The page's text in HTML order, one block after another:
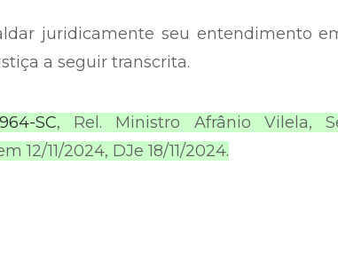
juridicamente seu entendimento
a seguir transcrita.
SC, Rel. Ministro Afrânio Vilela,
12/11/2024, DJe 18/11/2024.